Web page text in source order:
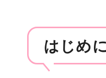
はじめに